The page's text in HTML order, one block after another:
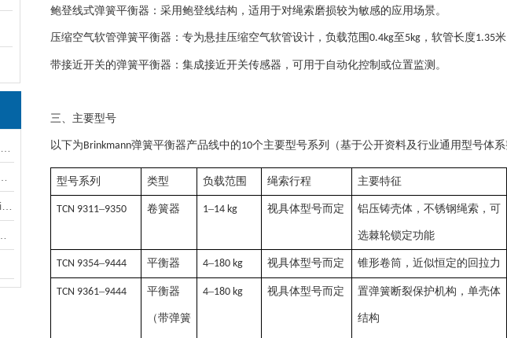
鲍登线式弹簧平衡器：采用鲍登线结构，适用于对绳索磨损较为敏感的应用场景。
压缩空气软管弹簧平衡器：专为悬挂压缩空气软管设计，负载范围 0.4kg至 5kg ，软管长度1.35米
带接近开关的弹簧平衡器：集成接近开关传感器，可用于自动化控制或位置监测。
三、主要型号
以下为Brinkmann弹簧平衡器产品线中的10个主要型号系列（基于公开资料及行业通用型号体系
型号系列 类型 负载范围 绳索行程 主要特征
TCN 9311–9350 卷簧器 1–14 kg 视具体型号而定 铝压铸壳体，不锈钢绳索，可
选棘轮锁定功能
TCN 9354–9444 平衡器 4–180 kg 视具体型号而定 锥形卷筒，近似恒定的回拉力
TCN 9361–9444 平衡器
（带弹簧
4–180 kg 视具体型号而定 置弹簧断裂保护机构，单壳体
结构